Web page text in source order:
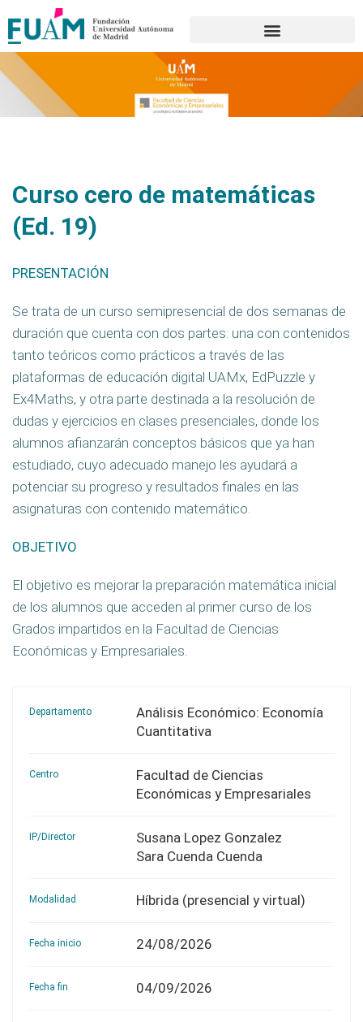
Curso cero de matemáticas
(Ed. 19)
PRESENTACIÓN
Se trata de un curso semipresencial de dos semanas de
duración que cuenta con dos partes: una con contenidos
tanto teóricos como prácticos a través de las
plataformas de educación digital UAMx, EdPuzzle y
Ex4Maths, y otra parte destinada a la resolución de
dudas y ejercicios en clases presenciales, donde los
alumnos afianzarán conceptos básicos que ya han
estudiado, cuyo adecuado manejo les ayudará a
potenciar su progreso y resultados finales en las
asignaturas con contenido matemático.
OBJETIVO
El objetivo es mejorar la preparación matemática inicial
de los alumnos que acceden al primer curso de los
Grados impartidos en la Facultad de Ciencias
Económicas y Empresariales.
Departamento
Análisis Económico: Economía
Cuantitativa
Centro
Facultad de Ciencias
Económicas y Empresariales
IP/Director
Susana Lopez Gonzalez
Sara Cuenda Cuenda
Modalidad Híbrida (presencial y virtual)
Fecha inicio 24/08/2026
Fecha fin 04/09/2026